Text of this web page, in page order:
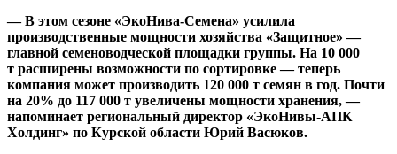
— В этом сезоне «ЭкоНива-Семена» усилила
производственные мощности хозяйства «Защитное» —
главной семеноводческой площадки группы. На 10 000
т расширены возможности по сортировке — теперь
компания может производить 120 000 т семян в год. Почти
на 20% до 117 000 т увеличены мощности хранения, —
напоминает региональный директор «ЭкоНивы-АПК
Холдинг» по Курской области Юрий Васюков.